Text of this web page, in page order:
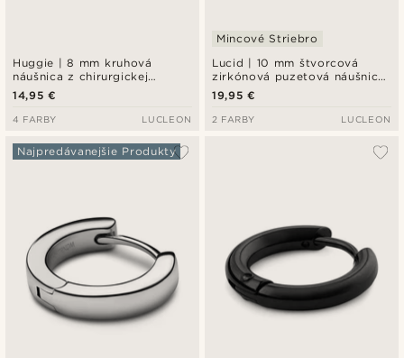
Huggie | 8 mm kruhová
náušnica z chirurgickej
nehrdzavejúcej ocele v
čiernej farbe
14,95 €
4 FARBY LUCLEON
Lucid | 10 mm štvorcová
zirkónová puzetová náušnica
z mincového striebra 925
Mincové Striebro
19,95 €
2 FARBY LUCLEON
Najpredávanejšie Produkty